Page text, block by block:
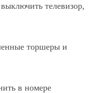
телевизор,
торшеры и
в номере